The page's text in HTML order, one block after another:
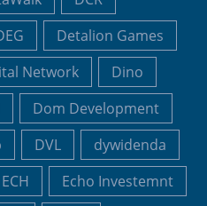
Detalion Games
Network
Dino
Dom Development
DVL
dywidenda
ECH
Echo Investemnt